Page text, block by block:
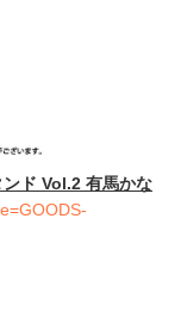
ド Vol.2 有馬かな